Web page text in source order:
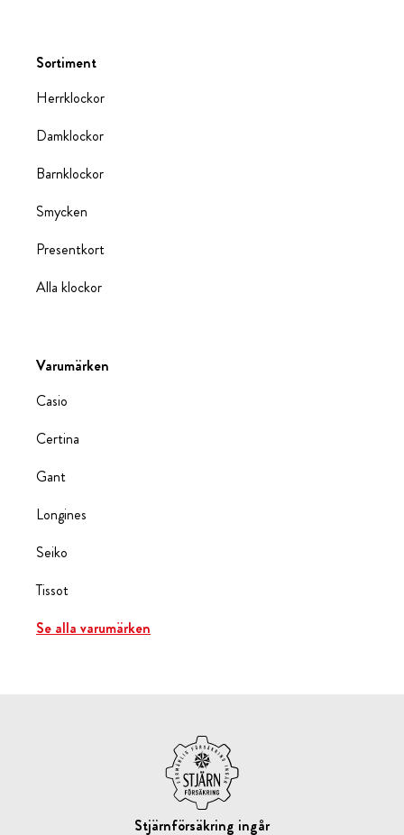
Sortiment
Herrklockor
Damklockor
Barnklockor
Smycken
Presentkort
Alla klockor
Varumärken
Casio
Certina
Gant
Longines
Seiko
Tissot
Se alla varumärken
Stjärnförsäkring ingår